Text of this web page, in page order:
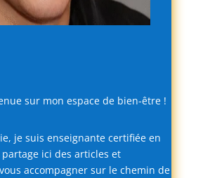
sur mon espace de bien-être !
je suis enseignante certifiée en
partage ici des articles et
vous accompagner sur le chemin de